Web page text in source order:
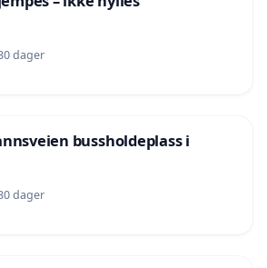
dager
bussholdeplass i
dager